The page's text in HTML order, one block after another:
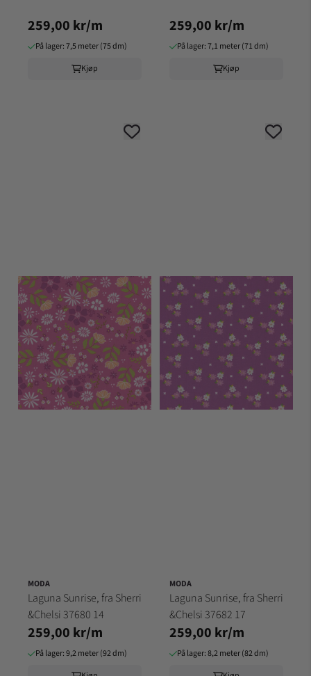
259,00 kr/m
På lager: 7,5 meter (75 dm)
Kjøp
259,00 kr/m
På lager: 7,1 meter (71 dm)
Kjøp
MODA
Laguna Sunrise, fra Sherri
&Chelsi 37680 14
259,00 kr/m
På lager: 9,2 meter (92 dm)
MODA
Laguna Sunrise, fra Sherri
&Chelsi 37682 17
259,00 kr/m
På lager: 8,2 meter (82 dm)